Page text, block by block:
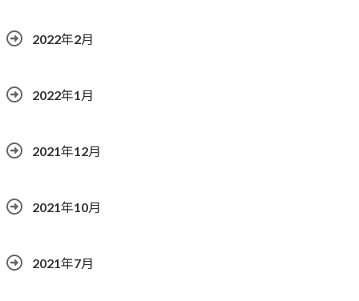
2022年2月
2022年1月
2021年12月
2021年10月
2021年7月